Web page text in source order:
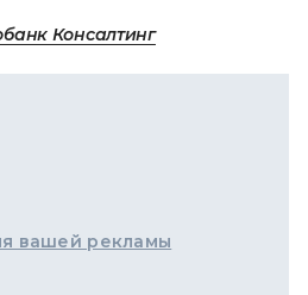
Консалтинг
вашей рекламы